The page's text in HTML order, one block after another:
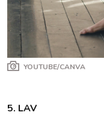
YOUTUBE/CANVA
5. LAV